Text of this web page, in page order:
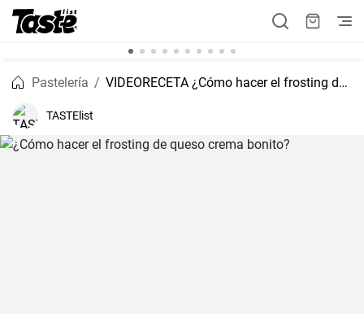
Pastelería VIDEORECETA ¿Cómo hacer el frosting de queso crema bonito?
TASTElist